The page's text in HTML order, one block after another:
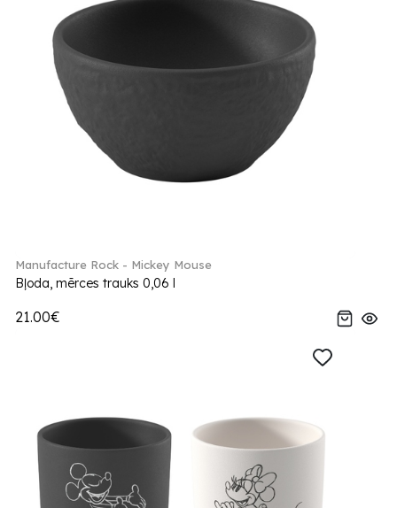
Manufacture Rock - Mickey Mouse
Bļoda, mērces trauks 0,06 l
21.00€